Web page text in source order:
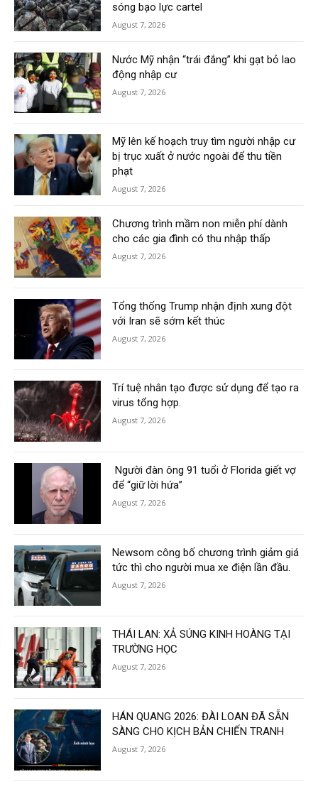
sóng bạo lực cartel
August 7, 2026
Nước Mỹ nhận “trái đắng” khi gạt bỏ lao
động nhập cư
August 7, 2026
Mỹ lên kế hoạch truy tìm người nhập cư
bị trục xuất ở nước ngoài để thu tiền
phạt
August 7, 2026
Chương trình mầm non miễn phí dành
cho các gia đình có thu nhập thấp
August 7, 2026
Tổng thống Trump nhận định xung đột
với Iran sẽ sớm kết thúc
August 7, 2026
Trí tuệ nhân tạo được sử dụng để tạo ra
virus tổng hợp.
August 7, 2026
Người đàn ông 91 tuổi ở Florida giết vợ
để “giữ lời hứa”
August 7, 2026
Newsom công bố chương trình giảm giá
tức thì cho người mua xe điện lần đầu.
August 7, 2026
THÁI LAN: XẢ SÚNG KINH HOÀNG TẠI
TRƯỜNG HỌC
August 7, 2026
HÁN QUANG 2026: ĐÀI LOAN ĐÃ SẴN
SÀNG CHO KỊCH BẢN CHIẾN TRANH
August 7, 2026